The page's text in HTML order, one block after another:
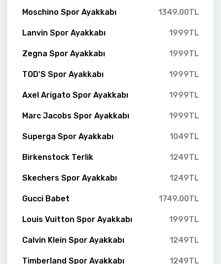
Moschino Spor Ayakkabı 1349.00TL
Lanvin Spor Ayakkabı 1999TL
Zegna Spor Ayakkabı 1999TL
TOD'S Spor Ayakkabı 1999TL
Axel Arigato Spor Ayakkabı 1999TL
Marc Jacobs Spor Ayakkabı 1999TL
Superga Spor Ayakkabı 1049TL
Birkenstock Terlik 1249TL
Skechers Spor Ayakkabı 1249TL
Gucci Babet 1749.00TL
Louis Vuitton Spor Ayakkabı 1999TL
Calvin Klein Spor Ayakkabı 1249TL
Timberland Spor Ayakkabı 1249TL